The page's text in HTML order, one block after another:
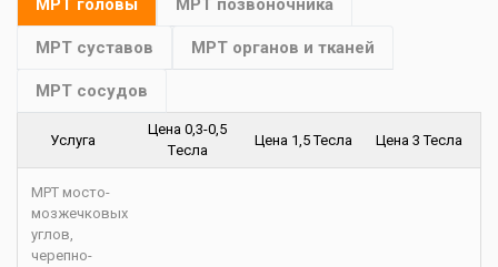
МРТ головы МРТ позвоночника
МРТ суставов МРТ органов и тканей
МРТ сосудов
Услуга
Цена 0,3-0,5
Tесла
Цена 1,5 Тесла Цена 3 Тесла
МРТ мосто-
мозжечковых
углов,
черепно-